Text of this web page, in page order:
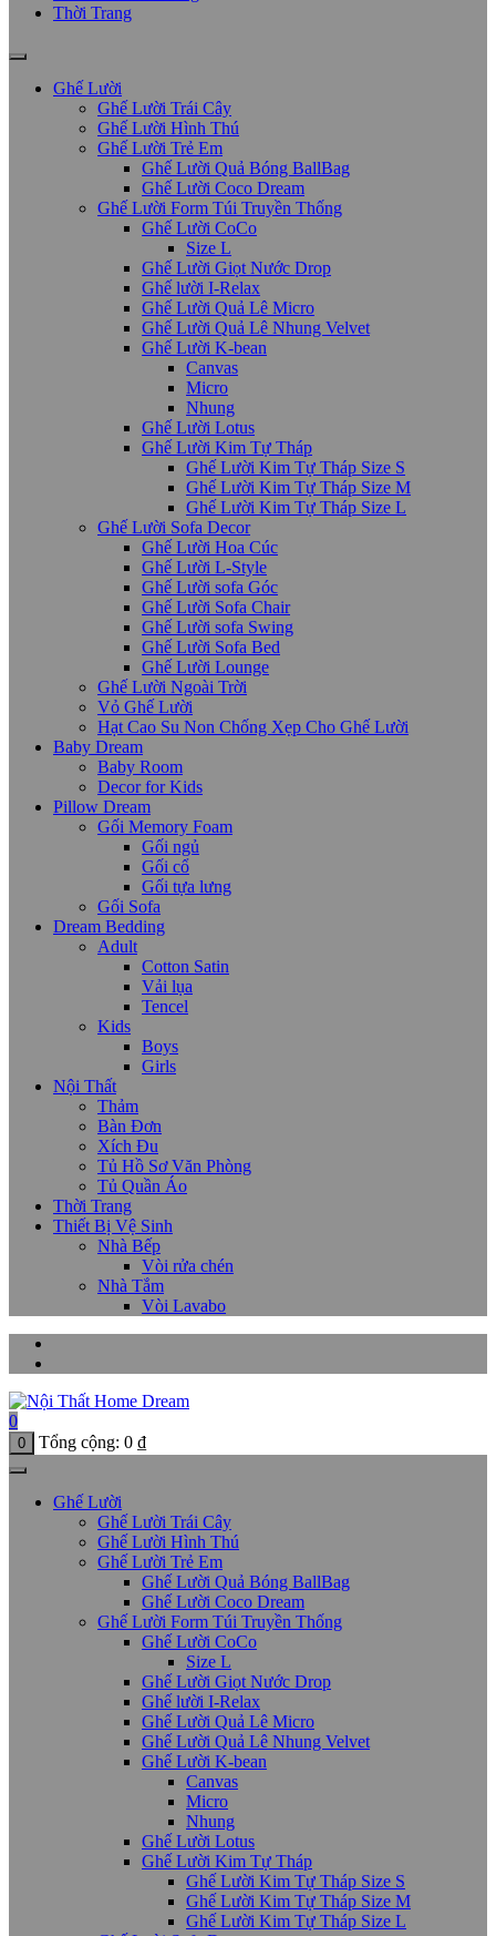
Thời Trang
Ghế Lười
Ghế Lười Trái Cây
Ghế Lười Hình Thú
Ghế Lười Trẻ Em
Ghế Lười Quả Bóng BallBag
Ghế Lười Coco Dream
Ghế Lười Form Túi Truyền Thống
Ghế Lười CoCo
Size L
Ghế Lười Giọt Nước Drop
Ghế lười I-Relax
Ghế Lười Quả Lê Micro
Ghế Lười Quả Lê Nhung Velvet
Ghế Lười K-bean
Canvas
Micro
Nhung
Ghế Lười Lotus
Ghế Lười Kim Tự Tháp
Ghế Lười Kim Tự Tháp Size S
Ghế Lười Kim Tự Tháp Size M
Ghế Lười Kim Tự Tháp Size L
Ghế Lười Sofa Decor
Ghế Lười Hoa Cúc
Ghế Lười L-Style
Ghế Lười sofa Góc
Ghế Lười Sofa Chair
Ghế Lười sofa Swing
Ghế Lười Sofa Bed
Ghế Lười Lounge
Ghế Lười Ngoài Trời
Vỏ Ghế Lười
Hạt Cao Su Non Chống Xẹp Cho Ghế Lười
Baby Dream
Baby Room
Decor for Kids
Pillow Dream
Gối Memory Foam
Gối ngủ
Gối cổ
Gối tựa lưng
Gối Sofa
Dream Bedding
Adult
Cotton Satin
Vải lụa
Tencel
Kids
Boys
Girls
Nội Thất
Thảm
Bàn Đơn
Xích Đu
Tủ Hồ Sơ Văn Phòng
Tủ Quần Áo
Thời Trang
Thiết Bị Vệ Sinh
Nhà Bếp
Vòi rửa chén
Nhà Tắm
Vòi Lavabo
0
0 Tổng cộng: 0 ₫
Ghế Lười
Ghế Lười Trái Cây
Ghế Lười Hình Thú
Ghế Lười Trẻ Em
Ghế Lười Quả Bóng BallBag
Ghế Lười Coco Dream
Ghế Lười Form Túi Truyền Thống
Ghế Lười CoCo
Size L
Ghế Lười Giọt Nước Drop
Ghế lười I-Relax
Ghế Lười Quả Lê Micro
Ghế Lười Quả Lê Nhung Velvet
Ghế Lười K-bean
Canvas
Micro
Nhung
Ghế Lười Lotus
Ghế Lười Kim Tự Tháp
Ghế Lười Kim Tự Tháp Size S
Ghế Lười Kim Tự Tháp Size M
Ghế Lười Kim Tự Tháp Size L